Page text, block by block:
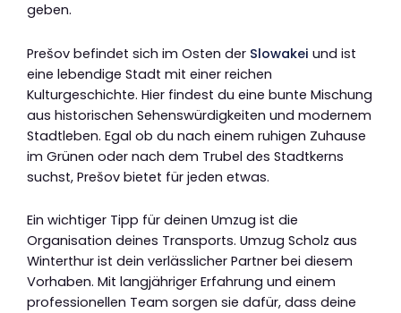
geben.
Prešov befindet sich im Osten der Slowakei und ist
eine lebendige Stadt mit einer reichen
Kulturgeschichte. Hier findest du eine bunte Mischung
aus historischen Sehenswürdigkeiten und modernem
Stadtleben. Egal ob du nach einem ruhigen Zuhause
im Grünen oder nach dem Trubel des Stadtkerns
suchst, Prešov bietet für jeden etwas.
Ein wichtiger Tipp für deinen Umzug ist die
Organisation deines Transports. Umzug Scholz aus
Winterthur ist dein verlässlicher Partner bei diesem
Vorhaben. Mit langjähriger Erfahrung und einem
professionellen Team sorgen sie dafür, dass deine